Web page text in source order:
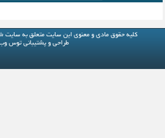
کلیه حقوق مادی و معنوی این سایت متعلق بهسایت
طراحی و پشتیبانی توس